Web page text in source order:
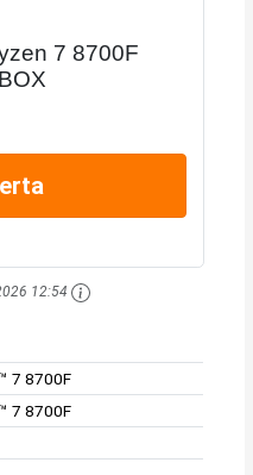
7 8700F
12:54
7 8700F
7 8700F